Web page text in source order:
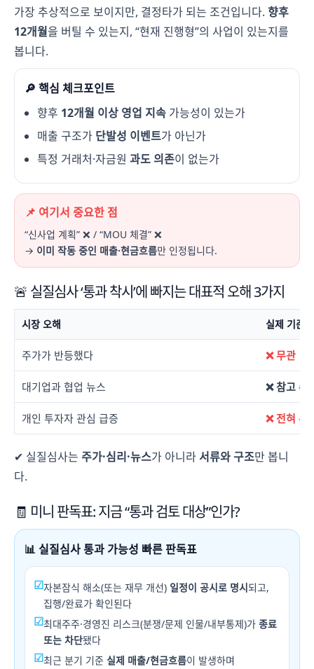
가장 추상적으로 보이지만, 결정타가 되는 조건입니다. 향후
12개월을 버틸 수 있는지, “현재 진행형”의 사업이 있는지를
봅니다.
🔎 핵심 체크포인트
향후 12개월 이상 영업 지속 가능성이 있는가
매출 구조가 단발성 이벤트가 아닌가
특정 거래처·자금원 과도 의존이 없는가
📌 여기서 중요한 점
“신사업 계획” ❌ / “MOU 체결” ❌
→ 이미 작동 중인 매출·현금흐름만 인정됩니다.
🚨 실질심사 ‘통과 착시’에 빠지는 대표적 오해 3가지
시장 오해 실제 기준
주가가 반등했다 ❌ 무관
대기업과 협업 뉴스 ❌ 참고 수
개인 투자자 관심 급증 ❌ 전혀 무
✔ 실질심사는 주가·심리·뉴스가 아니라 서류와 구조만 봅니
다.
🧾 미니 판독표: 지금 “통과 검토 대상”인가?
📊 실질심사 통과 가능성 빠른 판독표
☑자본잠식 해소(또는 재무 개선) 일정이 공시로 명시되고,
집행/완료가 확인된다
☑최대주주·경영진 리스크(분쟁/문제 인물/내부통제)가 종료
또는 차단됐다
☑최근 분기 기준 실제 매출/현금흐름이 발생하며